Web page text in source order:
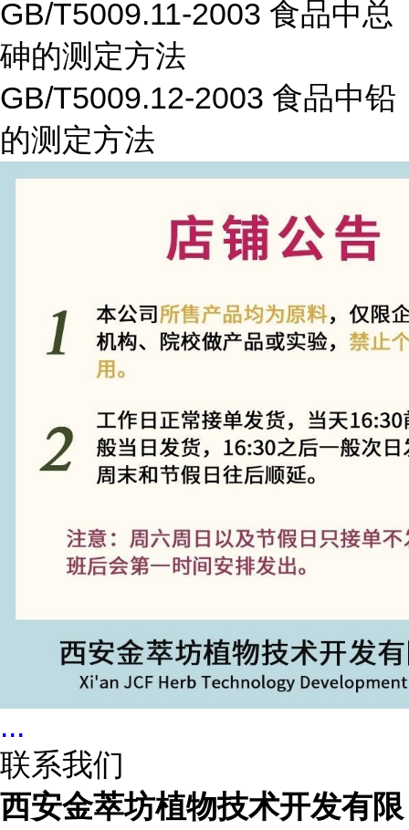
GB/T5009.11-2003 食品中总
砷的测定方法
GB/T5009.12-2003 食品中铅
的测定方法
...
联系我们
西安金萃坊植物技术开发有限